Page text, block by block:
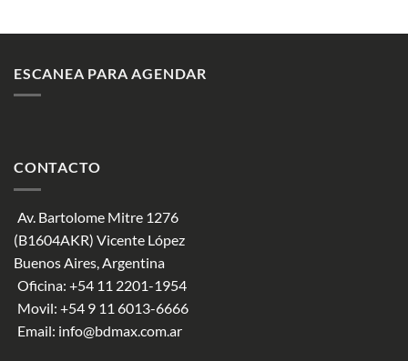
ESCANEA PARA AGENDAR
CONTACTO
Av. Bartolome Mitre 1276
(B1604AKR) Vicente López
Buenos Aires, Argentina
Oficina: +54 11 2201-1954
Movil: +54 9 11 6013-6666
Email: info@bdmax.com.ar